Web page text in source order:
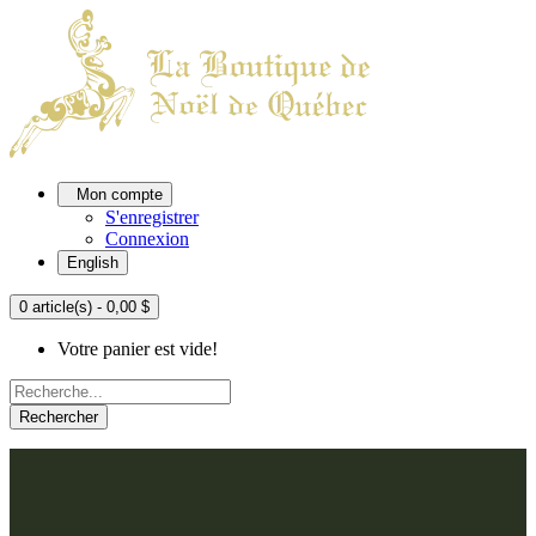
Mon compte
S'enregistrer
Connexion
English
0 article(s) - 0,00 $
Votre panier est vide!
Rechercher